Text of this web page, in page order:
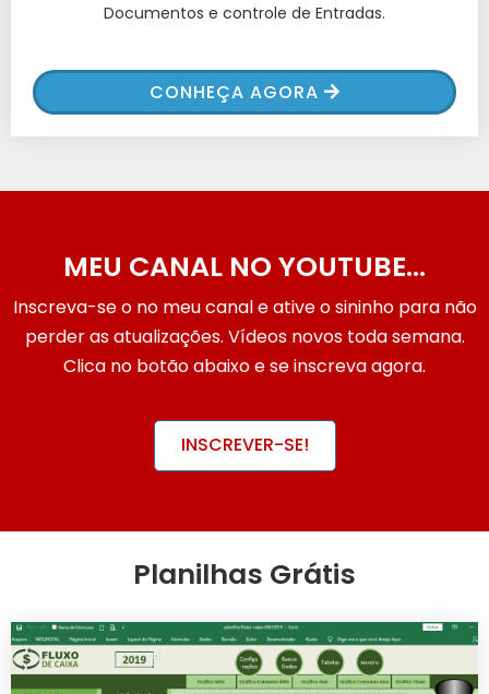
Documentos e controle de Entradas.
CONHEÇA AGORA
MEU CANAL NO YOUTUBE…
Inscreva-se o no meu canal e ative o sininho para não
perder as atualizações. Vídeos novos toda semana.
Clica no botão abaixo e se inscreva agora.
INSCREVER-SE!
Planilhas Grátis